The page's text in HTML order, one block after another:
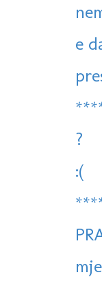
e
?
:(